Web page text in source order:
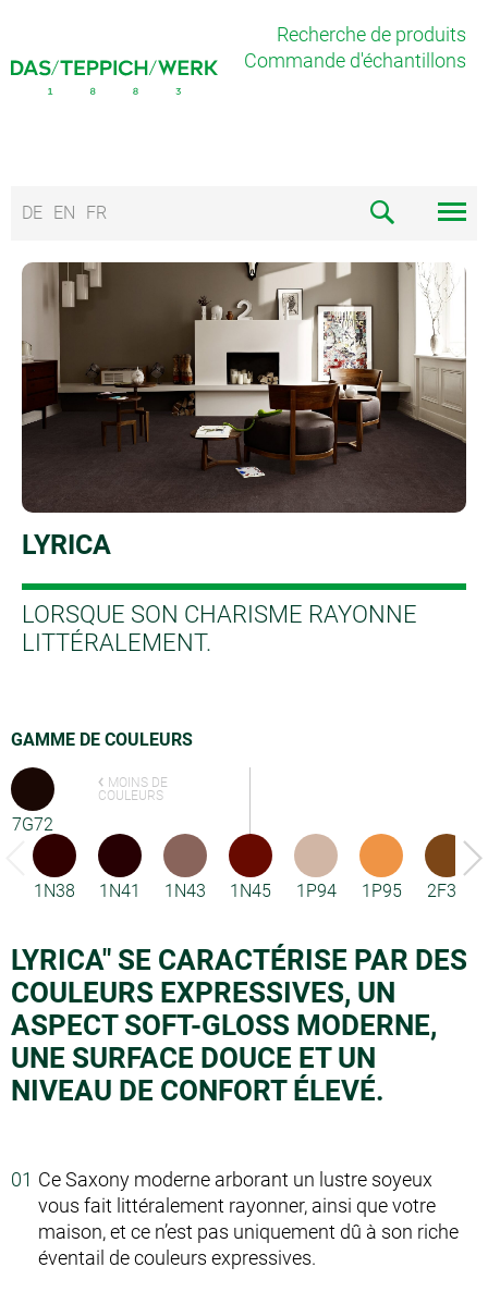
Recherche de produits
Commande d'échantillons
DE EN FR
LYRICA
LORSQUE SON CHARISME RAYONNE
LITTÉRALEMENT.
GAMME DE COULEURS
7G72
MOINS DE
COULEURS
1N38 1N41 1N43 1N45 1P94 1P95 2F33
LYRICA" SE CARACTÉRISE PAR DES
COULEURS EXPRESSIVES, UN
ASPECT SOFT-GLOSS MODERNE,
UNE SURFACE DOUCE ET UN
NIVEAU DE CONFORT ÉLEVÉ.
Ce Saxony moderne arborant un lustre soyeux
vous fait littéralement rayonner, ainsi que votre
maison, et ce n’est pas uniquement dû à son riche
éventail de couleurs expressives.